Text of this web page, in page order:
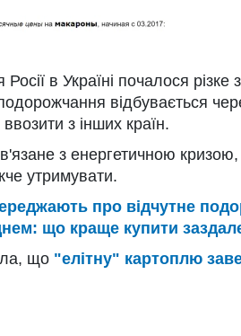
в Україні почалося різке
відбувається
з інших країн.
з енергетичною
утримувати.
про відчутне
що краще купити
що "елітну" картоплю